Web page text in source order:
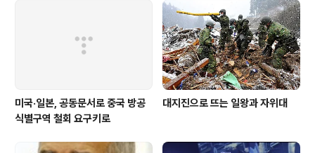
미국·일본, 공동문서로 중국 방공
대지진으로 뜨는 일왕과 자위대